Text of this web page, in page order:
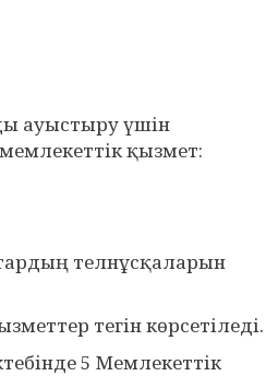
ауыстыру үшін
қызмет:
телнұсқаларын
тегін көрсетіледі.
5 Мемлекеттік